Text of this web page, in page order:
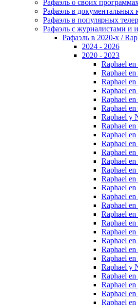
Рафаэль о своих
Рафаэль в документальных
Рафаэль в популярных
Рафаэль с журналистами и
Рафаэль в 2020-х /
2024 - 2026
2020 - 2023
Raphael
Raphael
Raphael
Raphael
Raphael
Raphael
Raphael y
Raphael
Raphael
Raphael
Raphael
Raphael
Raphael
Raphael
Raphael
Raphael
Raphael
Raphael
Raphael
Raphael
Raphael
Raphael
Raphael
Raphael y
Raphael en
Raphael
Raphael
Raphael